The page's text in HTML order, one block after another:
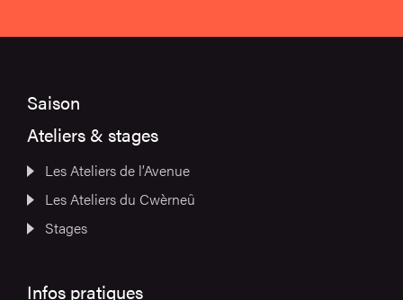
Saison
Ateliers & stages
Les Ateliers de l’Avenue
Les Ateliers du Cwèrneû
Stages
Infos pratiques